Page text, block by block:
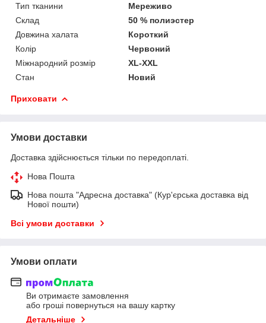
Тип тканини
Мереживо
Склад
50 % полиэстер
Довжина халата
Короткий
Колір
Червоний
Міжнародний розмір
XL-XXL
Стан
Новий
Приховати
Умови доставки
Доставка здійснюється тільки по передоплаті.
Нова Пошта
Нова пошта "Адресна доставка" (Кур'єрська доставка від
Нової пошти)
Всі умови доставки
Умови оплати
Ви отримаєте замовлення
або гроші повернуться на вашу картку
Детальніше